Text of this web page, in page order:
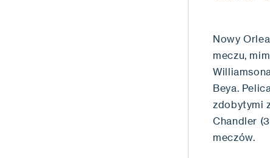
Nowy
meczu,
Beya.
zdobytymi
Chandler
meczów.